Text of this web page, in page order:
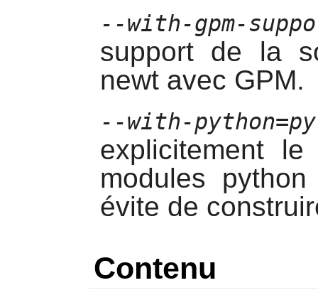
--with-gpm-
support de la
newt avec GPM.
--with-
explicitement
modules
évite de
Contenu